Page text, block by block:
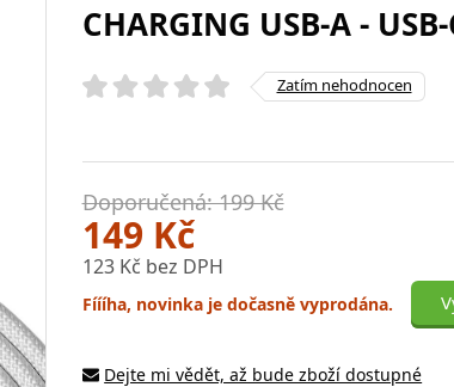
CHARGING USB-A -
Zatím nehodnocen
Doporučená: 199 Kč
149 Kč
123 Kč bez DPH
Fíííha, novinka je dočasně vyprodána.
Dejte mi vědět, až bude zboží dostupné